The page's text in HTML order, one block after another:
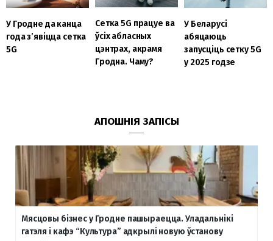
У Гродне да канца
года з’явіцца сетка
5G
Сетка 5G працуе ва
ўсіх абласных
цэнтрах, акрамя
Гродна. Чаму?
У Беларусі
абяцаюць
запусціць сетку 5G
у 2025 годзе
АПОШНІЯ ЗАПІСЫ
Мясцовы бізнес у Гродне пашыраецца. Уладальнікі
гатэля і кафэ “Культура” адкрылі новую ўстанову